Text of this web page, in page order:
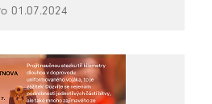
01.07.2024